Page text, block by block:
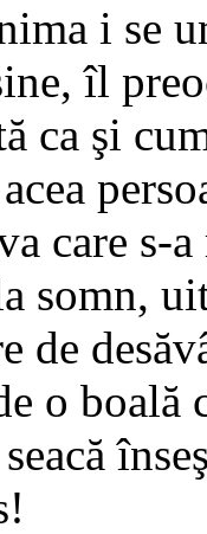
i se
îl
ca şi
care
somn,
de
o